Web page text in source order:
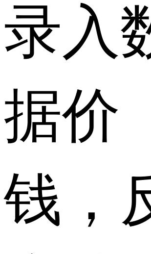
录入
据价
钱，